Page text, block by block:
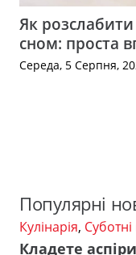
Як
сном: проста
Середа, 5 Серпня,
Популярні
Кулінарія,
Кладете